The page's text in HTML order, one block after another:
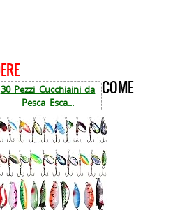
30 Pezzi Cucchiaini da
Pesca Esca...
COME